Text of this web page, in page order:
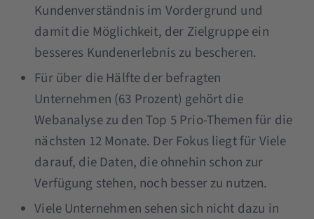
Kundenverständnis im Vordergrund und
damit die Möglichkeit, der Zielgruppe ein
besseres Kundenerlebnis zu bescheren.
Für über die Hälfte der befragten
Unternehmen (63 Prozent) gehört die
Webanalyse zu den Top 5 Prio-Themen für die
nächsten 12 Monate. Der Fokus liegt für Viele
darauf, die Daten, die ohnehin schon zur
Verfügung stehen, noch besser zu nutzen.
Viele Unternehmen sehen sich nicht dazu in